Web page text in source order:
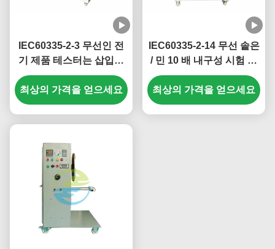
IEC60335-2-3 무선인 전
기 제품 테스터는 삽입물
을 다림질하고, / 민 10 배
내구성 시험 장치를 철회
합니다
최상의 가격을 얻으세요
IEC60335-2-14 무선 솥은
/ 민 10 배 내구성 시험 장
치를 삽입하고 철회합니다
최상의 가격을 얻으세요